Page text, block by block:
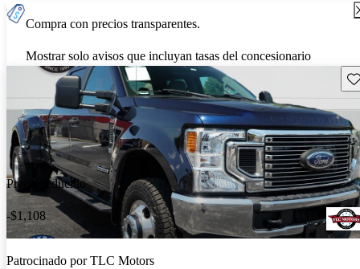
Compra con precios transparentes.
Mostrar solo avisos que incluyan tasas del concesionario
Precio reducido
-$1,108
Patrocinado porTLC Motors